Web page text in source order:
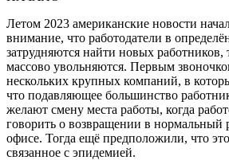
Летом 2023 американские новости
внимание, что работодатели в
затрудняются найти новых работников,
массово увольняются. Первым
нескольких крупных компаний, в
что подавляющее большинство
желают смену места работы, когда
говорить о возвращении в нормальный
офисе. Тогда ещё предположили, что
связанное с эпидемией.